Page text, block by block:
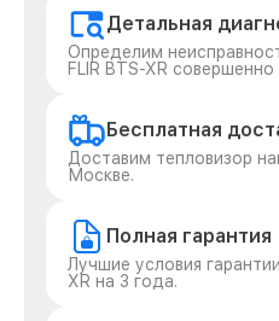
Детальная
Определим
FLIR BTS-XR
Бесплатная
Доставим тепловизор
Москве.
Полная гарантия
Лучшие условия
XR на 3 года.